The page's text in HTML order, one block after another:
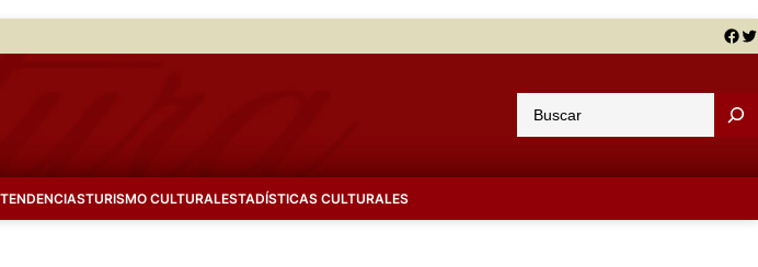
Facebook Twitter
u
a
TURISMO CULTURALESTADÍSTICAS CULTURALES